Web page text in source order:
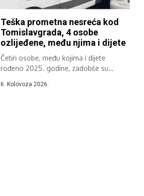
Teška prometna nesreća kod
Tomislavgrada, 4 osobe
ozlijeđene, među njima i dijete
Četiri osobe, među kojima i dijete
rođeno 2025. godine, zadobile su
6. Kolovoza 2026.